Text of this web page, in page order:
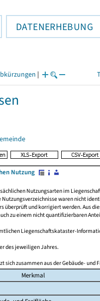
DATENERHEBUNG
|
Nutzung
Nutzungsarten im
Nutzungsverzeichnisse waren nicht
überprüft und korrigiert werden. Aus
zu einem nicht quantifizierbaren
Liegenschaftskataster-
des jeweiligen Jahres.
sich zusammen aus der Gebäude-
Merkmal